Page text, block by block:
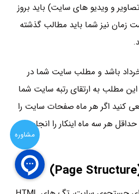
مشاوره
و ویدیو های سایت) باید بروز
زمان نیز شما باید مطالب گذشته
باشد و مطلب سایت شما در
این مطلب به ارتقای رتبه سایت شما
کنید اگر هر ماه صفحات سایت را
هر سه ماه اینکار را انجام
Page Structure
)